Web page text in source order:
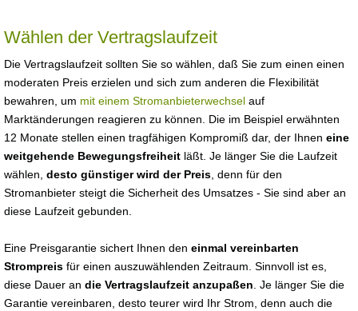
Wählen der Vertragslaufzeit
Die Vertragslaufzeit sollten Sie so wählen, daß Sie zum einen einen
moderaten Preis erzielen und sich zum anderen die Flexibilität
bewahren, um mit einem Stromanbieterwechsel auf
Marktänderungen reagieren zu können. Die im Beispiel erwähnten
12 Monate stellen einen tragfähigen Kompromiß dar, der Ihnen eine
weitgehende Bewegungsfreiheit läßt. Je länger Sie die Laufzeit
wählen, desto günstiger wird der Preis , denn für den
Stromanbieter steigt die Sicherheit des Umsatzes - Sie sind aber an
diese Laufzeit gebunden.
Eine Preisgarantie sichert Ihnen den einmal vereinbarten
Strompreis für einen auszuwählenden Zeitraum. Sinnvoll ist es,
diese Dauer an die Vertragslaufzeit anzupaßen . Je länger Sie die
Garantie vereinbaren, desto teurer wird Ihr Strom, denn auch die